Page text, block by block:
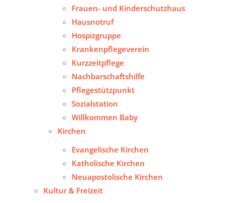
Frauen- und Kinderschutzhaus
Hausnotruf
Hospizgruppe
Krankenpflegeverein
Kurzzeitpflege
Nachbarschaftshilfe
Pflegestützpunkt
Sozialstation
Willkommen Baby
Kirchen
Evangelische Kirchen
Katholische Kirchen
Neuapostolische Kirchen
Kultur & Freizeit